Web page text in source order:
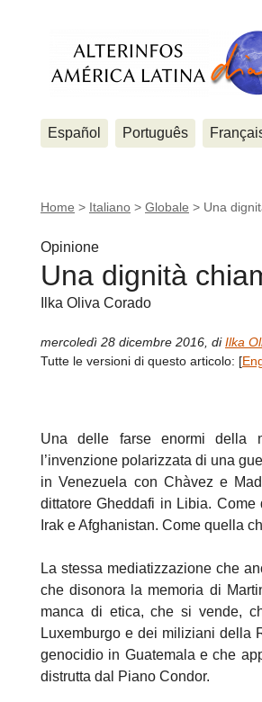
Español Português
Home > Italiano > Globale > Una
Opinione
Una dignità
Ilka Oliva Corado
mercoledì 28 dicembre 2016 diIlka
Tutte le versioni di questo articolo: [
Una delle farse enormi della
l’invenzione polarizzata di una
in Venezuela con Chàvez e
dittatore Gheddafi in Libia.
Irak e Afghanistan. Come quella
La stessa mediatizzazione che
che disonora la memoria di
manca di etica, che si vende,
Luxemburgo e dei miliziani della
genocidio in Guatemala e che
distrutta dal Piano Condor.